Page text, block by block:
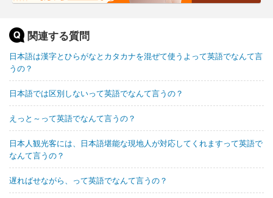
関連する質問
日本語は漢字とひらがなとカタカナを混ぜて使うよって英語でなんて言
うの？
日本語では区別しないって英語でなんて言うの？
えっと～って英語でなんて言うの？
日本人観光客には、日本語堪能な現地人が対応してくれますって英語で
なんて言うの？
遅ればせながら、って英語でなんて言うの？